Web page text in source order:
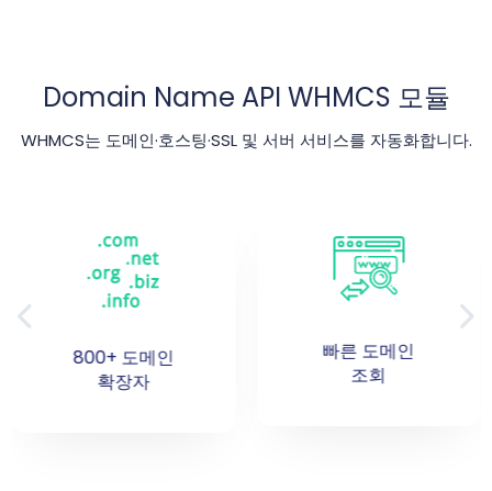
Domain Name API WHMCS 모듈
WHMCS는 도메인·호스팅·SSL 및 서버 서비스를 자동화합니다.
빠른 도메인
조회
온라인 도메인/